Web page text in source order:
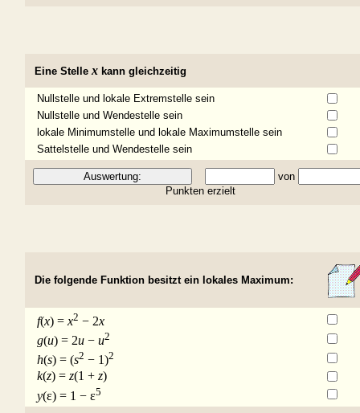
Eine Stellexkann gleichzeitig
Nullstelle und lokale Extremstelle sein
Nullstelle und Wendestelle sein
lokale Minimumstelle und lokale Maximumstelle sein
Sattelstelle und Wendestelle sein
von
Punkten erzielt
Die folgende Funktion besitzt ein lokales Maximum:
f(x) = x2 −2x
g(u) = 2u − u2
h(s) = (s2 −1)2
k(z) = z(1 + z)
y(ε) = 1 − ε5